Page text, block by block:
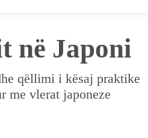
në Japoni
qëllimi i kësaj praktike
me vlerat japoneze